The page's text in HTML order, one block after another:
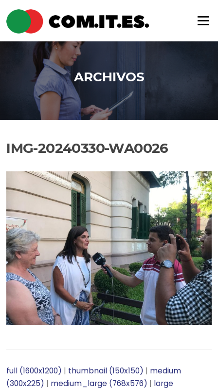
contenido
Menú
ARCHIVOS
IMG-20240330-WA0026
full (1600x1200) | thumbnail (150x150) | medium
(300x225) | medium_large (768x576) | large